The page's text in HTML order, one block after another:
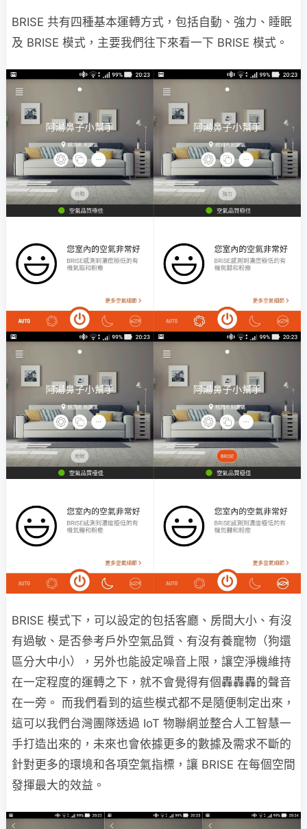
BRISE 共有四種基本運轉方式，包括自動、強力、睡眠
及 BRISE 模式，主要我們往下來看一下 BRISE 模式。
BRISE 模式下，可以設定的包括客廳、房間大小、有沒
有過敏、是否參考戶外空氣品質、有沒有養寵物（狗還
區分大中小），另外也能設定噪音上限，讓空淨機維持
在一定程度的運轉之下，就不會覺得有個轟轟轟的聲音
在一旁。 而我們看到的這些模式都不是隨便制定出來，
這可以我們台灣團隊透過 IoT 物聯網並整合人工智慧一
手打造出來的，未來也會依據更多的數據及需求不斷的
針對更多的環境和各項空氣指標，讓 BRISE 在每個空間
發揮最大的效益。